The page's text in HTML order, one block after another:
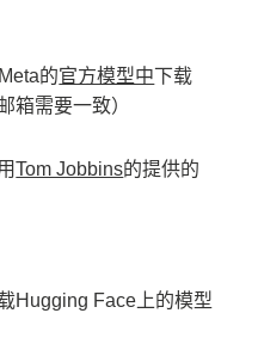
的官方模型中下载
箱需要一致）
Tom Jobbins的提供的
Hugging Face上的模型